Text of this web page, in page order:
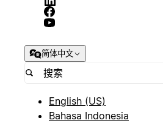
简体中文
English (US)
Bahasa Indonesia